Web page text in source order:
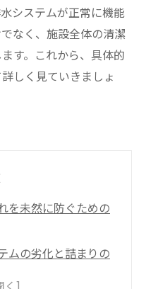
システムが正常に機能
なく、施設全体の清潔
す。これから、具体的
しく見ていきましょ
を未然に防ぐための
ムの劣化と詰まりの